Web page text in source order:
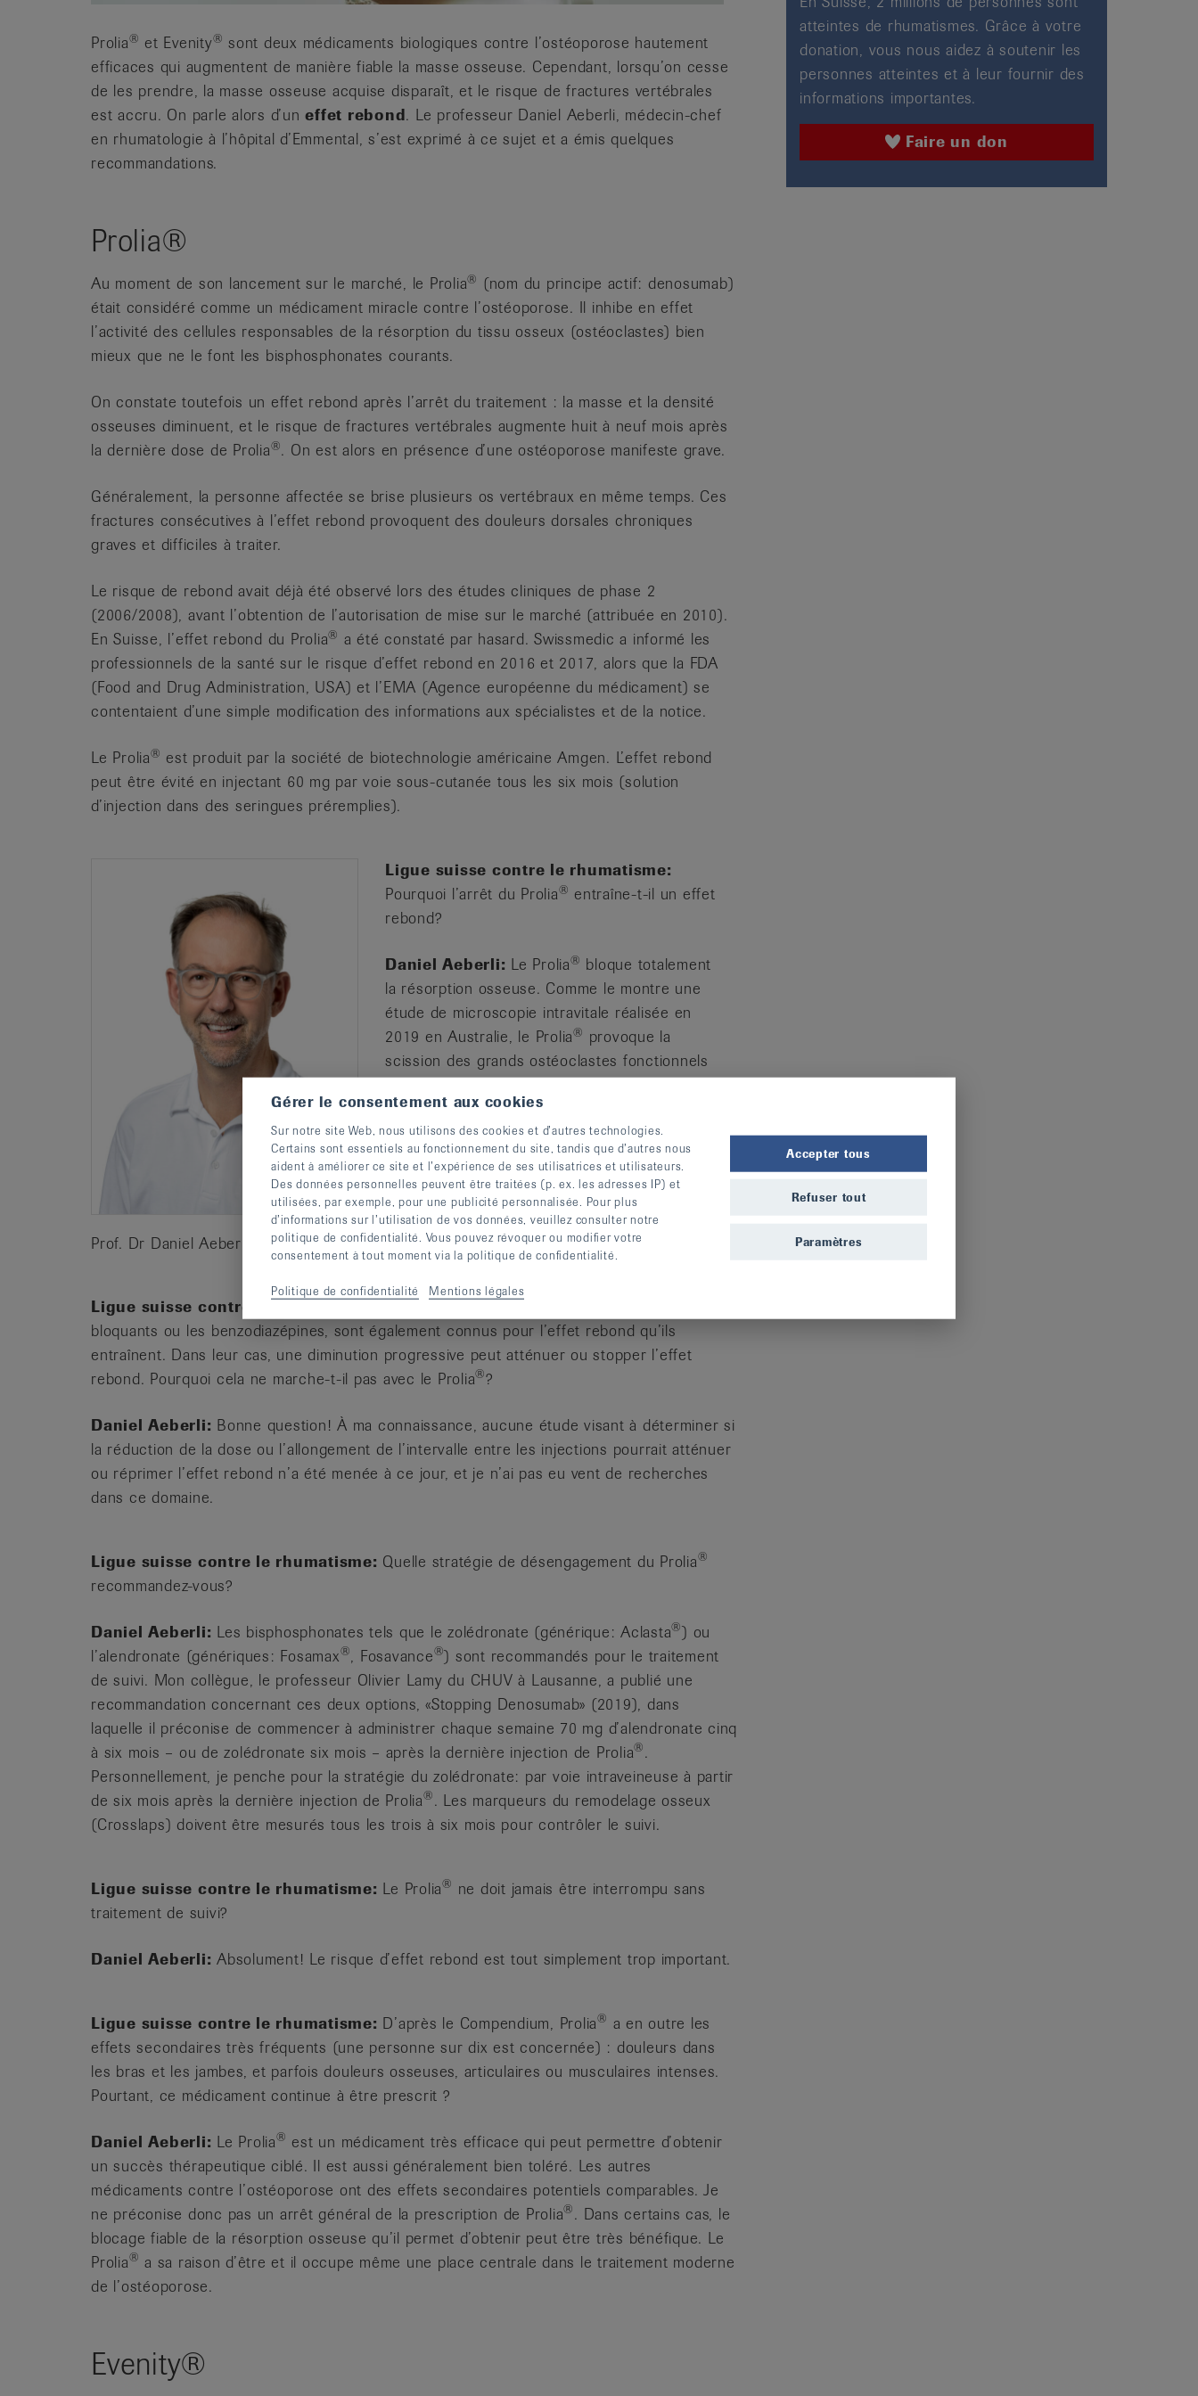
Prolia® et Evenity® sont deux médicaments biologiques contre l’ostéoporose hautement
efficaces qui augmentent de manière fiable la masse osseuse. Cependant, lorsqu’on cesse
de les prendre, la masse osseuse acquise disparaît, et le risque de fractures vertébrales
est accru. On parle alors d’uneffet rebond. Le professeur Daniel Aeberli, médecin-chef
en rhumatologie à l’hôpital d’Emmental, s’est exprimé à ce sujet et a émis quelques
recommandations.
Prolia®
Au moment de son lancement sur le marché, le Prolia® (nom du principe actif: denosumab)
était considéré comme un médicament miracle contre l’ostéoporose. Il inhibe en effet
l’activité des cellules responsables de la résorption du tissu osseux (ostéoclastes) bien
mieux que ne le font les bisphosphonates courants.
On constate toutefois un effet rebond après l’arrêt du traitement : la masse et la densité
osseuses diminuent, et le risque de fractures vertébrales augmente huit à neuf mois après
la dernière dose de Prolia®. On est alors en présence d’une ostéoporose manifeste grave.
Généralement, la personne affectée se brise plusieurs os vertébraux en même temps. Ces
fractures consécutives à l’effet rebond provoquent des douleurs dorsales chroniques
graves et difficiles à traiter.
Le risque de rebond avait déjà été observé lors des études cliniques de phase 2
(2006/2008), avant l’obtention de l’autorisation de mise sur le marché (attribuée en 2010).
En Suisse, l’effet rebond du Prolia® a été constaté par hasard. Swissmedic a informé les
professionnels de la santé sur le risque d’effet rebond en 2016 et 2017, alors que la FDA
(Food and Drug Administration, USA) et l’EMA (Agence européenne du médicament) se
contentaient d’une simple modification des informations aux spécialistes et de la notice.
Le Prolia® est produit par la société de biotechnologie américaine Amgen. L’effet rebond
peut être évité en injectant 60 mg par voie sous-cutanée tous les six mois (solution
d’injection dans des seringues préremplies).
Prof. Dr Daniel Aeberli
Ligue suisse contre le rhumatisme:
Pourquoi l’arrêt du Prolia® entraîne-t-il un effet
rebond?
Daniel Aeberli: Le Prolia® bloque totalement
la résorption osseuse. Comme le montre une
étude de microscopie intravitale réalisée en
2019 en Australie, le Prolia® provoque la
scission des grands ostéoclastes fonctionnels
osseux) et inhibe ensuite les ostéoclastes plus
petits qui en résultent. Si le blocage induit par
le médicament est levé, les petites cellules
fusionnent à nouveau pour former de grandes
cellules géantes multinucléées très actives, qui
détruisent ensuite rapidement l’os.
Ligue suisse contre le rhumatisme:D’autres médicaments, tels que les bêta-
bloquants ou les benzodiazépines, sont également connus pour l’effet rebond qu’ils
entraînent. Dans leur cas, une diminution progressive peut atténuer ou stopper l’effet
rebond. Pourquoi cela ne marche-t-il pas avec le Prolia®?
Daniel Aeberli: Bonne question! À ma connaissance, aucune étude visant à déterminer si
la réduction de la dose ou l’allongement de l’intervalle entre les injections pourrait atténuer
ou réprimer l’effet rebond n’a été menée à ce jour, et je n’ai pas eu vent de recherches
dans ce domaine.
Ligue suisse contre le rhumatisme: Quelle stratégie de désengagement du Prolia®
recommandez-vous?
Daniel Aeberli: Les bisphosphonates tels que le zolédronate (générique: Aclasta®) ou
l’alendronate (génériques: Fosamax®, Fosavance®) sont recommandés pour le traitement
de suivi. Mon collègue, le professeur Olivier Lamy du CHUV à Lausanne, a publié une
recommandation concernant ces deux options, «Stopping Denosumab» (2019), dans
laquelle il préconise de commencer à administrer chaque semaine 70 mg d’alendronate cinq
à six mois – ou de zolédronate six mois – après la dernière injection de Prolia®.
Personnellement, je penche pour la stratégie du zolédronate: par voie intraveineuse à partir
de six mois après la dernière injection de Prolia®. Les marqueurs du remodelage osseux
(Crosslaps) doivent être mesurés tous les trois à six mois pour contrôler le suivi.
Ligue suisse contre le rhumatisme: Le Prolia® ne doit jamais être interrompu sans
traitement de suivi?
Daniel Aeberli: Absolument! Le risque d’effet rebond est tout simplement trop important.
Ligue suisse contre le rhumatisme: D’après le Compendium, Prolia® a en outre les
effets secondaires très fréquents (une personne sur dix est concernée) : douleurs dans
les bras et les jambes, et parfois douleurs osseuses, articulaires ou musculaires intenses.
Pourtant, ce médicament continue à être prescrit ?
Daniel Aeberli: Le Prolia® est un médicament très efficace qui peut permettre d’obtenir
un succès thérapeutique ciblé. Il est aussi généralement bien toléré. Les autres
médicaments contre l’ostéoporose ont des effets secondaires potentiels comparables. Je
ne préconise donc pas un arrêt général de la prescription de Prolia®. Dans certains cas, le
blocage fiable de la résorption osseuse qu’il permet d’obtenir peut être très bénéfique. Le
Prolia® a sa raison d’être et il occupe même une place centrale dans le traitement moderne
de l’ostéoporose.
Evenity®
atteintes de rhumatismes. Grâce à votre
donation, vous nous aidez à soutenir les
personnes atteintes et à leur fournir des
informations importantes.
Faire un don
Gérer le consentement aux cookies
Sur notre site Web, nous utilisons des cookies et d’autres technologies.
Certains sont essentiels au fonctionnement du site, tandis que d’autres nous
aident à améliorer ce site et l’expérience de ses utilisatrices et utilisateurs.
Des données personnelles peuvent être traitées (p. ex. les adresses IP) et
utilisées, par exemple, pour une publicité personnalisée. Pour plus
d’informations sur l’utilisation de vos données, veuillez consulter notre
politique de confidentialité. Vous pouvez révoquer ou modifier votre
consentement à tout moment via la politique de confidentialité.
Politique de confidentialité Mentions légales
Accepter tous
Refuser tout
Paramètres